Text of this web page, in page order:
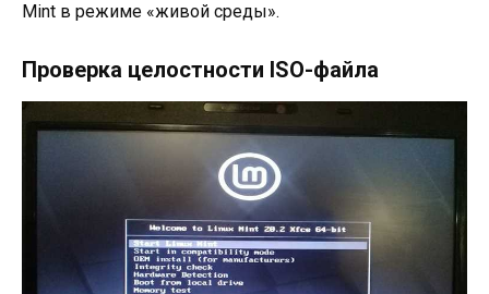
Mint в режиме «живой среды».
Проверка целостности ISO-файла